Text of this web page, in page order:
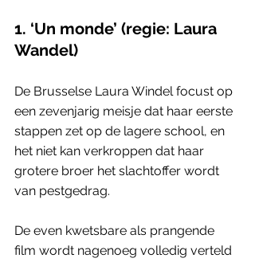
1. ‘Un monde’ (regie: Laura
Wandel)
De Brusselse Laura Windel focust op
een zevenjarig meisje dat haar eerste
stappen zet op de lagere school, en
het niet kan verkroppen dat haar
grotere broer het slachtoffer wordt
van pestgedrag.
De even kwetsbare als prangende
film wordt nagenoeg volledig verteld